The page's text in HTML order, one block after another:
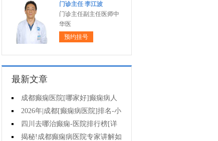
门诊主任 李江波
门诊主任副主任医师中
华医
预约挂号
最新文章
成都癫痫医院[哪家好]癫痫病人
能活多久?
2026年|成都[癫痫病医院]排名-小
儿癫痫症状是什么?
四川去哪治癫痫-医院排行榜[详
细排名]儿童癫痫治疗要注意什么?
揭秘!成都癫痫病医院专家讲解如